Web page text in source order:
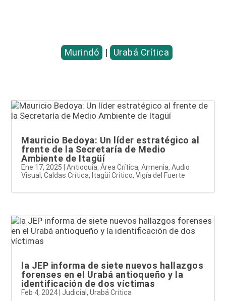
Murindó | Urabá Crítica
Mauricio Bedoya: Un líder estratégico al
frente de la Secretaría de Medio
Ambiente de Itagüí
Ene 17, 2025 |Antioquia,Área Crítica,Armenia,Audio
Visual,Caldas Crítica,Itagüí Crítico,Vigía del Fuerte
la JEP informa de siete nuevos hallazgos
forenses en el Urabá antioqueño y la
identificación de dos víctimas
Feb 4, 2024 Judicial,Urabá Crítica